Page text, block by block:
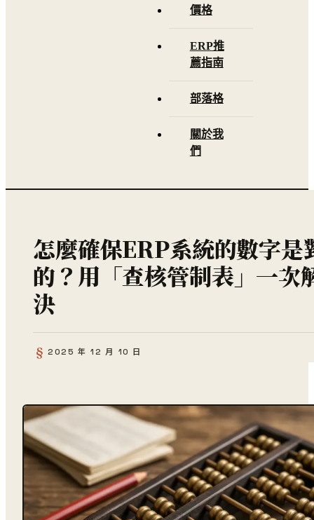
價格
ERP推
薦指南
部落格
關於我
們
怎麼確保ERP系統的數字是
的？用「查核管制表」一次
決
2025 年 12 月 10 日